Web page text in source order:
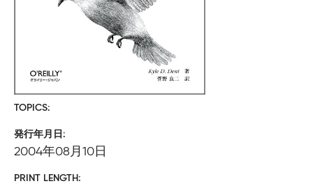
TOPICS
発行年月日
2004年08月10日
PRINT LENGTH